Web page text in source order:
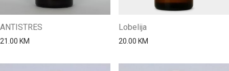
ANTISTRES
21.00 KM
Lobelija
20.00 KM